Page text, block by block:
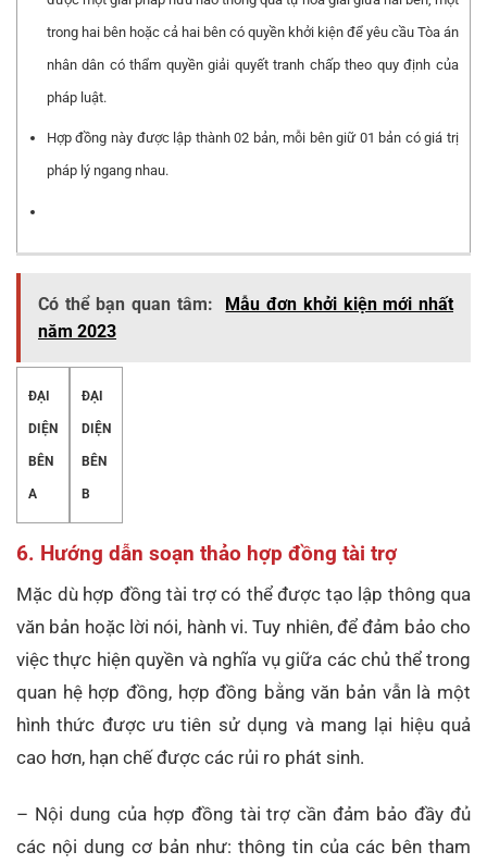
trong hai bên hoặc cả hai bên có quyền khởi kiện để yêu cầu Tòa án
nhân dân có thẩm quyền giải quyết tranh chấp theo quy định của
pháp luật.
Hợp đồng này được lập thành 02 bản, mỗi bên giữ 01 bản có giá trị
pháp lý ngang nhau.
Có thể bạn quan tâm:
Mẫu đơn khởi kiện mới nhất
năm 2023
ĐẠI
DIỆN
BÊN
A
ĐẠI
DIỆN
BÊN
B
6. Hướng dẫn soạn thảo hợp đồng tài trợ
Mặc dù hợp đồng tài trợ có thể được tạo lập thông qua
văn bản hoặc lời nói, hành vi. Tuy nhiên, để đảm bảo cho
việc thực hiện quyền và nghĩa vụ giữa các chủ thể trong
quan hệ hợp đồng, hợp đồng bằng văn bản vẫn là một
hình thức được ưu tiên sử dụng và mang lại hiệu quả
cao hơn, hạn chế được các rủi ro phát sinh.
– Nội dung của hợp đồng tài trợ cần đảm bảo đầy đủ
các nội dung cơ bản như: thông tin của các bên tham